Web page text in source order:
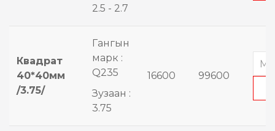
2.5 - 2.7
Квадрат
40*40мм
/3.75/
Гангын
марк :
Q235
Зузаан :
3.75
16600 99600